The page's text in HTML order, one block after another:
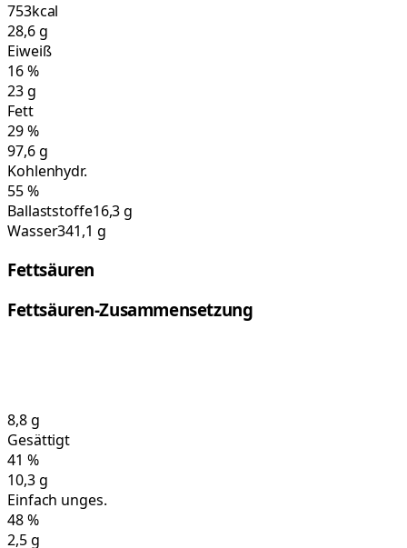
753kcal
28,6g
Eiweiß
16%
23g
Fett
29%
97,6g
Kohlenhydr.
55%
Ballaststoffe16,3 g
Wasser341,1 g
Fettsäuren
Fettsäuren-Zusammensetzung
8,8g
Gesättigt
41 %
10,3g
Einfach unges.
48%
2,5g